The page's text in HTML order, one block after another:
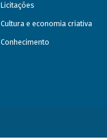
Licitações
Cultura e economia criativa
Conhecimento